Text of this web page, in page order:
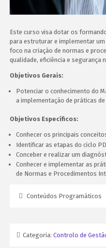
Este curso visa dotar os
para estruturar e implementar
foco na criação de normas e
qualidade, eficiência e segurança
Objetivos Gerais:
Potenciar o conhecimento do
a implementação de práticas
Objetivos Específicos:
Conhecer os principais
Identificar as etapas do ciclo
Conceber e realizar um
Conhecer e implementar as
de Normas e Procedimentos
Conteúdos Programáticos
Categoria: Controlo de